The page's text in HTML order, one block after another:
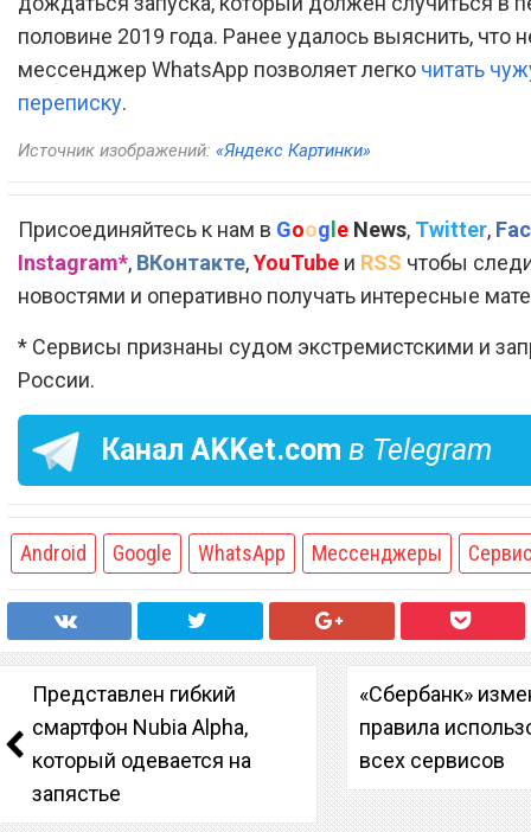
половине 2019 года. Ранее удалось выяснить, что
мессенджер WhatsApp позволяет легко читать
переписку.
Источник изображений: «Яндекс Картинки»
Присоединяйтесь к нам в Goog e News, Twitter,
Instagram*, ВКонтакте,YouTube и RSS чтобы
новостями и оперативно получать интересные
* Сервисы признаны судом экстремистскими и
России.
Канал AKKet.com в Telegram
Android Google WhatsApp Мессенджеры
Представлен гибкий
смартфон Nubia Alpha,
который одевается на
запястье
«Сбербанк»
правила
всех сервисов